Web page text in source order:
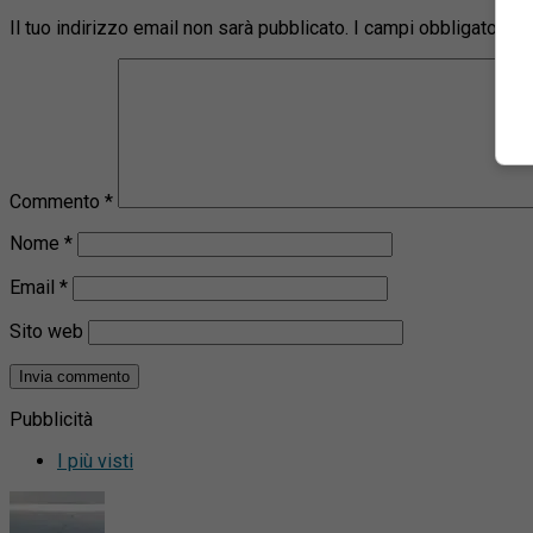
Il tuo indirizzo email non sarà pubblicato. I campi obbligatori
Commento *
Nome *
Email *
Sito web
Pubblicità
I più visti